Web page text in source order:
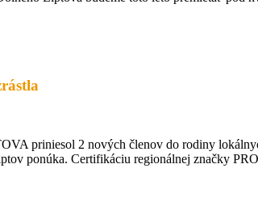
priniesol 2 nových členov do rodiny
ponúka. Certifikáciu regionálnej značky